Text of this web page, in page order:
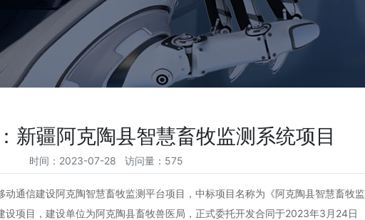
新疆阿克陶县智慧畜牧监测系统项目
时间：2023-07-28 访问量：575
动通信建设阿克陶智慧畜牧监测平台项目，中标项目名称为《阿克陶县智慧畜牧监
设项目，建设单位为阿克陶县畜牧兽医局，正式委托开发合同于2023年3月24日